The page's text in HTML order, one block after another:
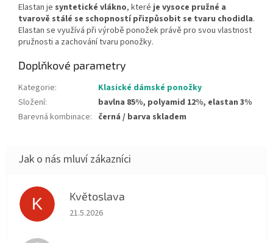
Elastan je syntetické vlákno, které je vysoce pružné a
tvarově stálé se schopností přizpůsobit se tvaru chodidla.
Elastan se využívá při výrobě ponožek právě pro svou vlastnost
pružnosti a zachování tvaru ponožky.
Doplňkové parametry
Kategorie:
Klasické dámské ponožky
Složení:
bavlna 85%, polyamid 12%, elastan 3%
Barevná kombinace: černá / barva skladem
K Květoslava
Hodnocení obchodu je 5 z 5 hvězdiček.
21.5.2026